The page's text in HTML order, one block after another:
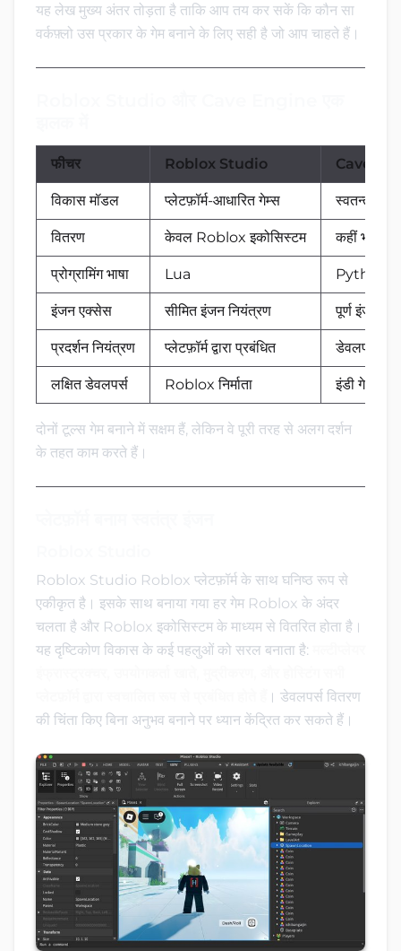
यह लेख मुख्य अंतर तोड़ता है ताकि आप तय कर सकें कि कौन सा
वर्कफ़्लो उस प्रकार के गेम बनाने के लिए सही है जो आप चाहते हैं।
फीचर Roblox Studio Cave
विकास मॉडल प्लेटफ़ॉर्म-आधारित गेम्स स्वतन्त्र गेम
वितरण केवल Roblox इकोसिस्टम कहीं भी
प्रोग्रामिंग भाषा Lua Python
इंजन एक्सेस सीमित इंजन नियंत्रण पूर्ण इंजन
प्रदर्शन नियंत्रण प्लेटफ़ॉर्म द्वारा प्रबंधित डेवलपर
लक्षित डेवलपर्स Roblox निर्माता इंडी गेम
दोनों टूल्स गेम बनाने में सक्षम हैं, लेकिन वे पूरी तरह से अलग दर्शन
के तहत काम करते हैं।
Roblox Studio Roblox प्लेटफ़ॉर्म के साथ घनिष्ठ रूप से
एकीकृत है। इसके साथ बनाया गया हर गेम Roblox के अंदर
चलता है और Roblox इकोसिस्टम के माध्यम से वितरित होता है।
यह दृष्टिकोण विकास के कई पहलुओं को सरल बनाता है:
। डेवलपर्स वितरण
की चिंता किए बिना अनुभव बनाने पर ध्यान केंद्रित कर सकते हैं।